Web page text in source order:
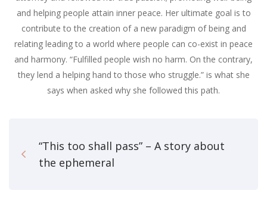
and helping people attain inner peace. Her ultimate goal is to
contribute to the creation of a new paradigm of being and
relating leading to a world where people can co-exist in peace
and harmony. “Fulfilled people wish no harm. On the contrary,
they lend a helping hand to those who struggle.” is what she
says when asked why she followed this path.
“This too shall pass” – A story about
the ephemeral